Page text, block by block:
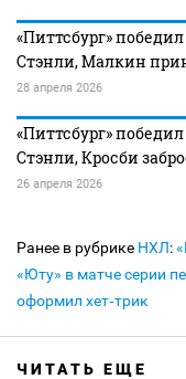
«Питтсбург»
Стэнли, Малкин
28 апреля 2026
«Питтсбург»
Стэнли, Кросби
26 апреля 2026
Ранее в рубрике НХЛ:
«Юту» в матче серии
оформил хет‑трик
ЧИТАТЬ ЕЩЕ